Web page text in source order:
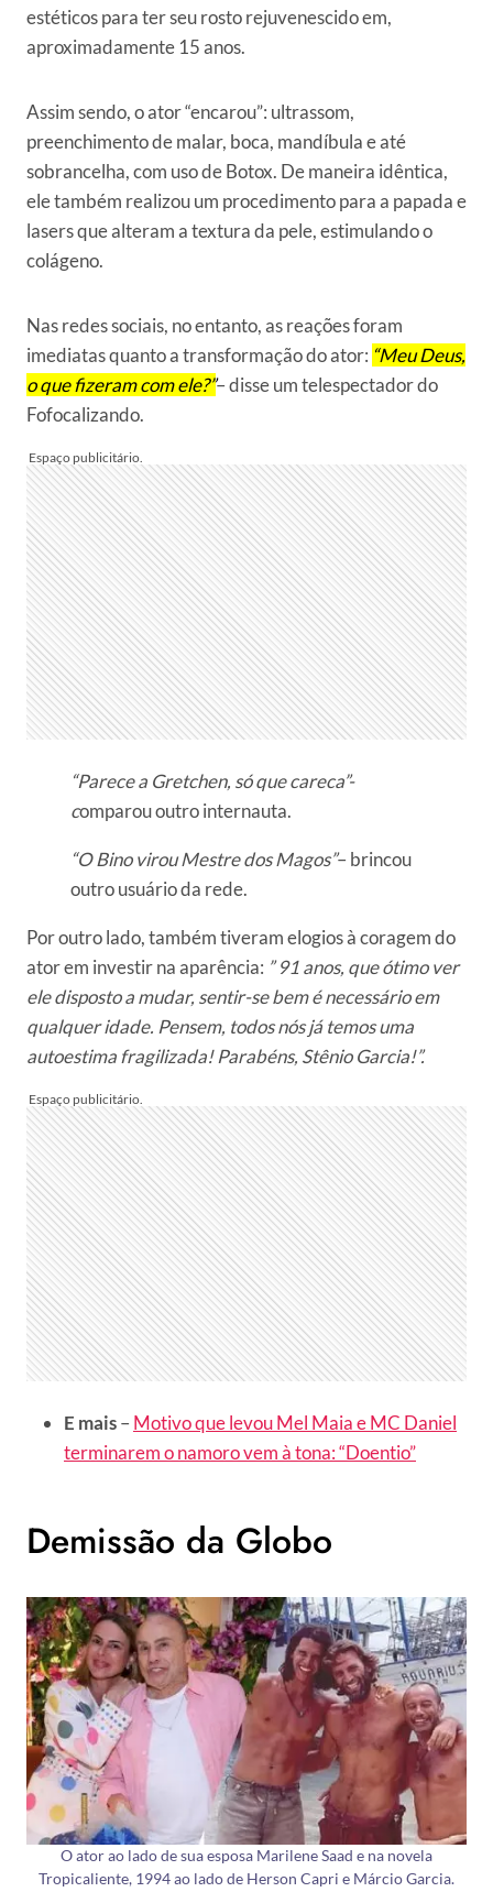
estéticos para ter seu rosto rejuvenescido em,
aproximadamente 15 anos.
Assim sendo, o ator “encarou”: ultrassom,
preenchimento de malar, boca, mandíbula e até
sobrancelha, com uso de Botox. De maneira idêntica,
ele também realizou um procedimento para a papada e
lasers que alteram a textura da pele, estimulando o
colágeno.
Nas redes sociais, no entanto, as reações foram
imediatas quanto a transformação do ator: “Meu Deus,
o que fizeram com ele?”– disse um telespectador do
Fofocalizando.
“Parece a Gretchen, só que careca”-
comparou outro internauta.
“O Bino virou Mestre dos Magos”– brincou
outro usuário da rede.
Por outro lado, também tiveram elogios à coragem do
ator em investir na aparência: ” 91 anos, que ótimo ver
ele disposto a mudar, sentir-se bem é necessário em
qualquer idade. Pensem, todos nós já temos uma
autoestima fragilizada! Parabéns, Stênio Garcia!”.
E mais– Motivo que levou Mel Maia e MC Daniel
terminarem o namoro vem à tona: “Doentio”
Demissão da Globo
O ator ao lado de sua esposa Marilene Saad e na novela
Tropicaliente, 1994 ao lado de Herson Capri e Márcio Garcia.